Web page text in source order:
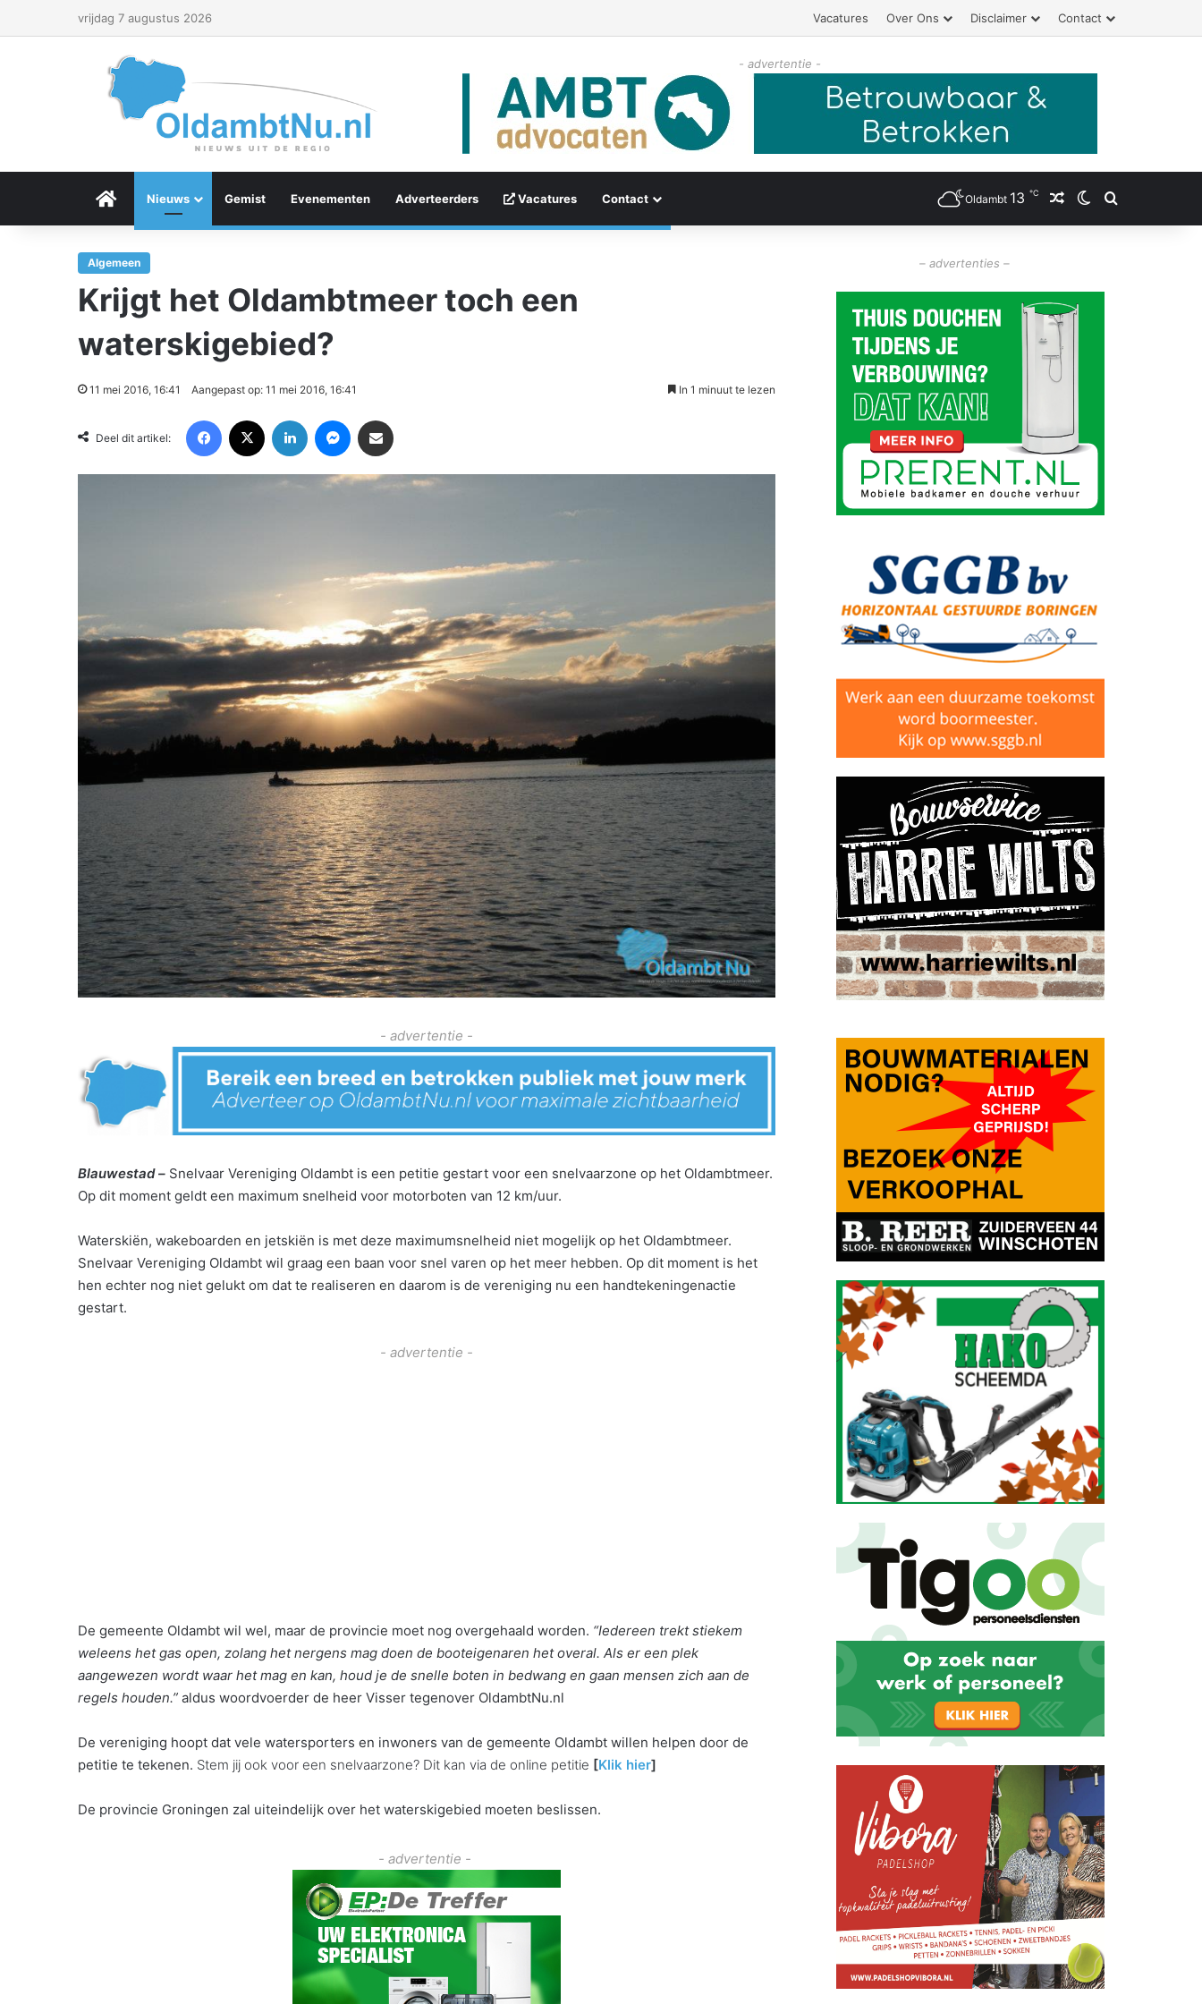
vrijdag 7 augustus 2026 Vacatures Over Ons Disclaimer Contact
- advertentie -
Menu Item
Nieuws Gemist Evenementen Adverteerders Vacatures Contact Oldambt 13 ℃ Willekeurig artikel
Switch skin
Zoeken
Algemeen
Krijgt het Oldambtmeer toch een
waterskigebied?
11 mei 2016, 16:41 Aangepast op: 11 mei 2016, 16:41 In 1 minuut te lezen
Deel dit artikel:
- advertentie -
Blauwestad – Snelvaar Vereniging Oldambt is een petitie gestart voor een snelvaarzone op het Oldambtmeer.
Op dit moment geldt een maximum snelheid voor motorboten van 12 km/uur.
Waterskiën, wakeboarden en jetskiën is met deze maximumsnelheid niet mogelijk op het Oldambtmeer.
Snelvaar Vereniging Oldambt wil graag een baan voor snel varen op het meer hebben. Op dit moment is het
hen echter nog niet gelukt om dat te realiseren en daarom is de vereniging nu een handtekeningenactie
gestart.
- advertentie -
De gemeente Oldambt wil wel, maar de provincie moet nog overgehaald worden. “Iedereen trekt stiekem
weleens het gas open, zolang het nergens mag doen de booteigenaren het overal. Als er een plek
aangewezen wordt waar het mag en kan, houd je de snelle boten in bedwang en gaan mensen zich aan de
regels houden.” aldus woordvoerder de heer Visser tegenover OldambtNu.nl
De vereniging hoopt dat vele watersporters en inwoners van de gemeente Oldambt willen helpen door de
petitie te tekenen. Stem jij ook voor een snelvaarzone? Dit kan via de online petitie [Klik hier]
De provincie Groningen zal uiteindelijk over het waterskigebied moeten beslissen.
- advertentie -
– advertenties –